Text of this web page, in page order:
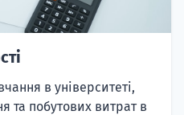
в університеті,
та побутових витрат в